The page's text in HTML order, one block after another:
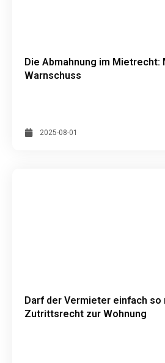
Die Abmahnung im Mietrecht:
Warnschuss
2025-08-01
Darf der Vermieter einfach so
Zutrittsrecht zur Wohnung